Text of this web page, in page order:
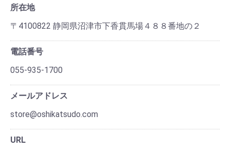
所在地
〒4100822 静岡県沼津市下香貫馬場４８８番地の２
電話番号
055-935-1700
メールアドレス
store@oshikatsudo.com
URL